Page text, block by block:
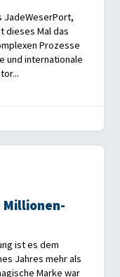
JadeWeserPort,
dieses Mal das
Prozesse
und internationale
Millionen-
ist es dem
Jahres mehr als
Marke war